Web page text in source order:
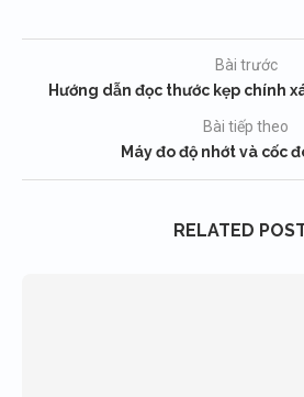
Bài trước
Hướng dẫn đọc thước kẹp chính
Bài tiếp theo
Máy đo độ nhớt và cốc
RELATED